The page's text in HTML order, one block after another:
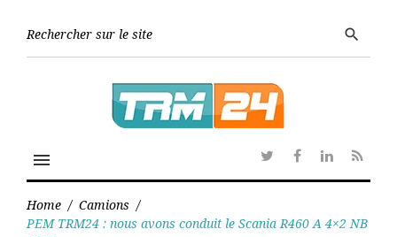
search
menu
TwitterFacebook
Linkedin
RSS
Home / Camions /
PEM TRM24 : nous avons conduit le Scania R460 A 4×2 NB